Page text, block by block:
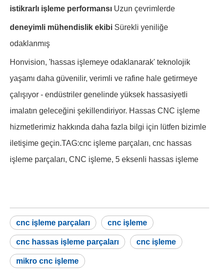
istikrarlı işleme performansı Uzun çevrimlerde
deneyimli mühendislik ekibi Sürekli yeniliğe
odaklanmış
Honvision, 'hassas işlemeye odaklanarak' teknolojik
yaşamı daha güvenilir, verimli ve rafine hale getirmeye
çalışıyor - endüstriler genelinde yüksek hassasiyetli
imalatın geleceğini şekillendiriyor. Hassas CNC işleme
hizmetlerimiz hakkında daha fazla bilgi için lütfen bizimle
iletişime geçin.TAG:cnc işleme parçaları, cnc hassas
işleme parçaları, CNC işleme, 5 eksenli hassas işleme
cnc işleme parçaları cnc işleme
cnc hassas işleme parçaları cnc işleme
mikro cnc işleme